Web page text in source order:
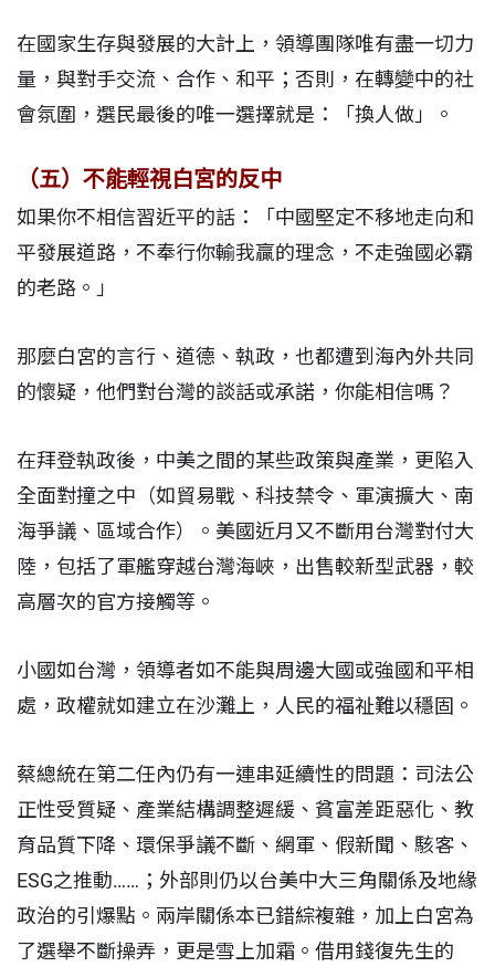
在國家生存與發展的大計上，領導團隊唯有盡一切力
量，與對手交流、合作、和平；否則，在轉變中的社
會氛圍，選民最後的唯一選擇就是：「換人做」。
（五）不能輕視白宮的反中
如果你不相信習近平的話：「中國堅定不移地走向和
平發展道路，不奉行你輸我贏的理念，不走強國必霸
的老路。」
那麼白宮的言行、道德、執政，也都遭到海內外共同
的懷疑，他們對台灣的談話或承諾，你能相信嗎？
在拜登執政後，中美之間的某些政策與產業，更陷入
全面對撞之中（如貿易戰、科技禁令、軍演擴大、南
海爭議、區域合作）。美國近月又不斷用台灣對付大
陸，包括了軍艦穿越台灣海峽，出售較新型武器，較
高層次的官方接觸等。
小國如台灣，領導者如不能與周邊大國或強國和平相
處，政權就如建立在沙灘上，人民的福祉難以穩固。
蔡總統在第二任內仍有一連串延續性的問題：司法公
正性受質疑、產業結構調整遲緩、貧富差距惡化、教
育品質下降、環保爭議不斷、網軍、假新聞、駭客、
ESG之推動……；外部則仍以台美中大三角關係及地緣
政治的引爆點。兩岸關係本已錯綜複雜，加上白宮為
了選舉不斷操弄，更是雪上加霜。借用錢復先生的